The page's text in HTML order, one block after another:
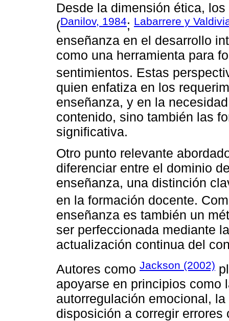
Desde la dimensión ética,
(Danilov, 1984; Labarrere y
enseñanza en el desarrollo
como una herramienta para
sentimientos. Estas
quien enfatiza en los
enseñanza, y en la
contenido, sino también las
significativa.
Otro punto relevante
diferenciar entre el dominio
enseñanza, una distinción
en la formación docente.
enseñanza es también un
ser perfeccionada mediante
actualización continua del
Autores como Jackson (2002)
apoyarse en principios como
autorregulación emocional,
disposición a corregir